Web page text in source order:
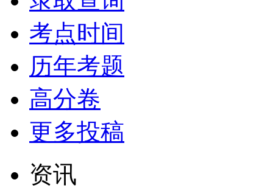
考点时间
历年考题
高分卷
更多投稿
资讯